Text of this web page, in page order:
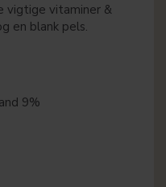
vigtige vitaminer &
en blank pels.
9%